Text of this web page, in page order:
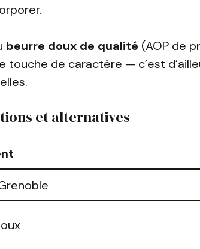
beurre doux de qualité (AOP de
touche de caractère — c’est
et alternatives